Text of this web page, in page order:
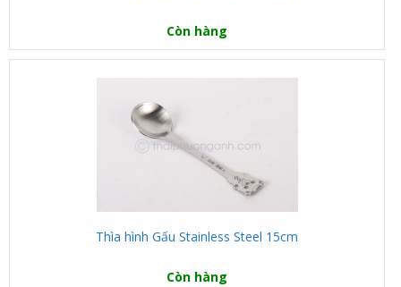
Còn hàng
Thìa hình Gấu Stainless Steel 15cm
Còn hàng